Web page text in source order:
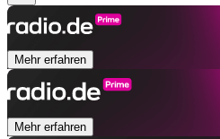
Mehr erfahren
Mehr erfahren